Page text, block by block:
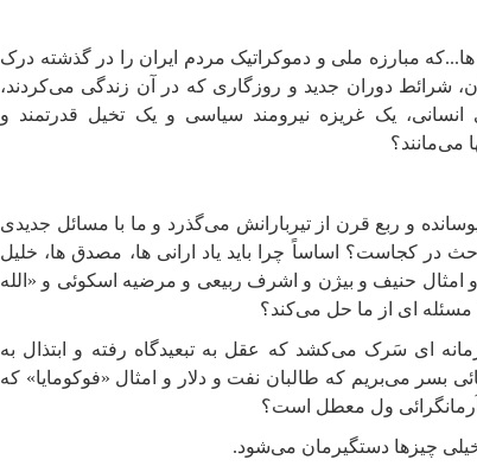
مبارزه ملی و دموکراتیک مردم ایران را در گذشته درک
شرائط دوران جدید و روزگاری که در آن زندگی می‌کردند،
انسانی، یک غریزه نیرومند سیاسی و یک تخیل قدرتمند و
می‌مانند؟
و ربع قرن از تیربارانش می‌گذرد و ما با مسائل جدیدی
در کجاست؟ اساساً چرا باید یاد ارانی ها، مصدق ها، خلیل
امثال حنیف و بیژن و اشرف ربیعی و مرضیه اسکوئی و «الله
مسئله ای از ما حل می‌کند؟
ای سَرک می‌کشد که عقل به تبعیدگاه رفته و ابتذال به
بسر می‌بریم که طالبان نفت و دلار و امثال «فوکومایا» که
آرمانگرائی ول معطل است؟
چیزها دستگیرمان می‌شود.